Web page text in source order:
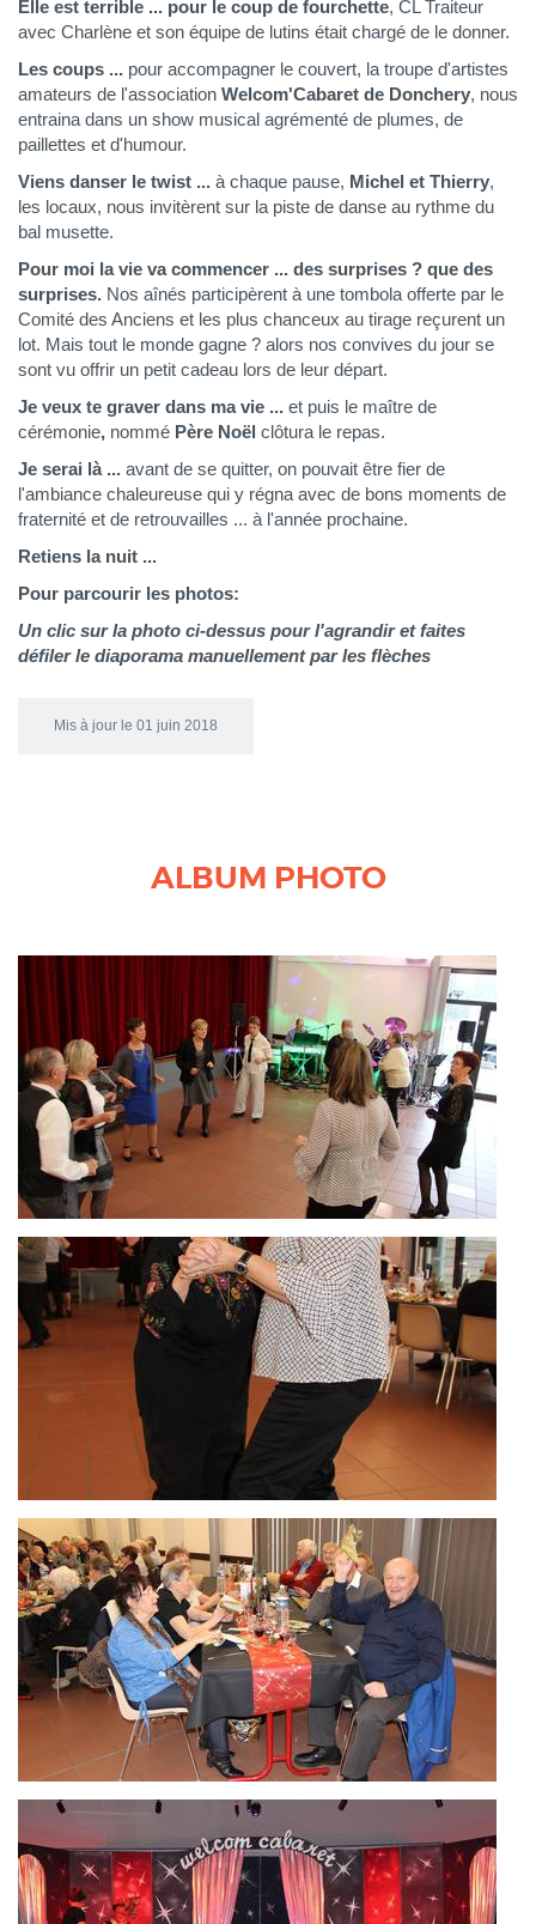
Elle est terrible ... pour le coup de fourchette, CL Traiteur
avec Charlène et son équipe de lutins était chargé de le donner.
Les coups ... pour accompagner le couvert, la troupe d'artistes
amateurs de l'association Welcom'Cabaret de Donchery, nous
entraina dans un show musical agrémenté de plumes, de
paillettes et d'humour.
Viens danser le twist ... à chaque pause, Michel et Thierry,
les locaux, nous invitèrent sur la piste de danse au rythme du
bal musette.
Pour moi la vie va commencer ... des surprises ? que des
surprises. Nos aînés participèrent à une tombola offerte par le
Comité des Anciens et les plus chanceux au tirage reçurent un
lot. Mais tout le monde gagne ? alors nos convives du jour se
sont vu offrir un petit cadeau lors de leur départ.
Je veux te graver dans ma vie ... et puis le maître de
cérémonie, nommé Père Noël clôtura le repas.
Je serai là ... avant de se quitter, on pouvait être fier de
l'ambiance chaleureuse qui y régna avec de bons moments de
fraternité et de retrouvailles ... à l'année prochaine.
Retiens la nuit ...
Pour parcourir les photos:
Un clic sur la photo ci-dessus pour l'agrandir et faites
défiler le diaporama manuellement par les flèches
Mis à jour le 01 juin 2018
ALBUM PHOTO